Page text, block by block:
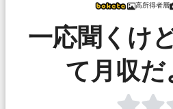
高所得者層
一応聞くけ
て月収だ